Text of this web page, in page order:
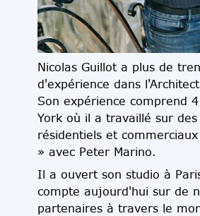
Nicolas Guillot a plus de
d'expérience dans
Son expérience comprend
York où il a travaillé sur
résidentiels et
» avec Peter Marino.
Il a ouvert son studio à
compte aujourd'hui sur de
partenaires à travers le